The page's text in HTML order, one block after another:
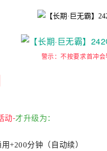
警示：不按要求首冲会
动-才升级为：
用+200分钟（自动续）